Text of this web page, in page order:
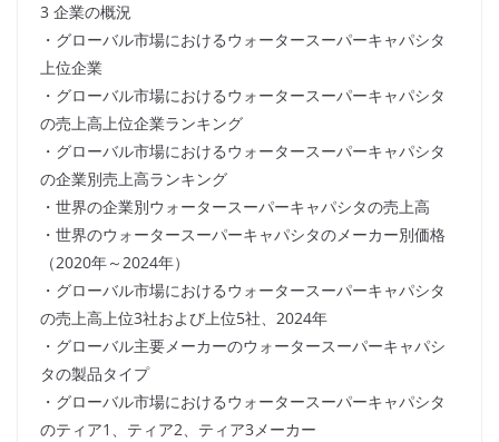
3 企業の概況
・グローバル市場におけるウォータースーパーキャパシタ
上位企業
・グローバル市場におけるウォータースーパーキャパシタ
の売上高上位企業ランキング
・グローバル市場におけるウォータースーパーキャパシタ
の企業別売上高ランキング
・世界の企業別ウォータースーパーキャパシタの売上高
・世界のウォータースーパーキャパシタのメーカー別価格
（2020年～2024年）
・グローバル市場におけるウォータースーパーキャパシタ
の売上高上位3社および上位5社、2024年
・グローバル主要メーカーのウォータースーパーキャパシ
タの製品タイプ
・グローバル市場におけるウォータースーパーキャパシタ
のティア1、ティア2、ティア3メーカー